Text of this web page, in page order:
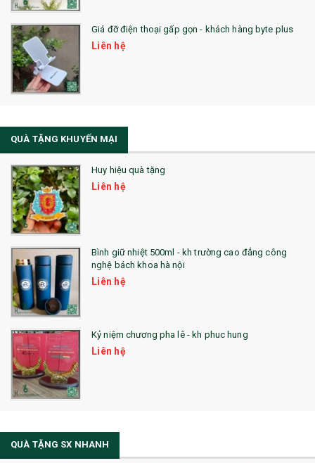
QUÀ TẶNG SỨC KHỎE
SẢN PHẨM MỚI 2021
Sổ Sạc Đa Năng
La Fonte
Sổ Lò Xo
Giá đỡ điện thoại gấp gọn - khách hàng byte plus
Liên hệ
QUÀ TẶNG KHUYẾN MẠI
Huy hiệu quà tặng
Liên hệ
Bình giữ nhiệt 500ml - kh trường cao đẳng công
nghệ bách khoa hà nội
Liên hệ
Kỷ niệm chương pha lê - kh phuc hung
Liên hệ
QUÀ TẶNG SX NHANH